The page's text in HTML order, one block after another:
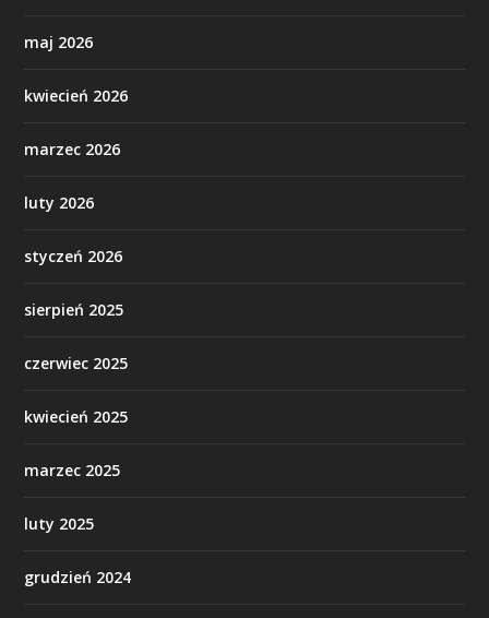
maj 2026
kwiecień 2026
marzec 2026
luty 2026
styczeń 2026
sierpień 2025
czerwiec 2025
kwiecień 2025
marzec 2025
luty 2025
grudzień 2024